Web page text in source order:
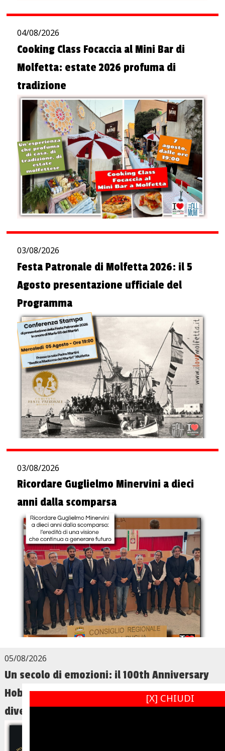
04/08/2026
Cooking Class Focaccia al Mini Bar di
Molfetta: estate 2026 profuma di
tradizione
03/08/2026
Festa Patronale di Molfetta 2026: il 5
Agosto presentazione ufficiale del
Programma
03/08/2026
Ricordare Guglielmo Minervini a dieci
anni dalla scomparsa
05/08/2026
Un secolo di emozioni: il 100th Anniversary
Hoboken Italian Festival, dove la memoria
diventa futuro
[X] CHIUDI